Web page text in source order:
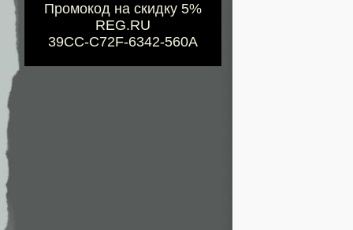
Промокод на скидку 5%
REG.RU
39CC-C72F-6342-560A